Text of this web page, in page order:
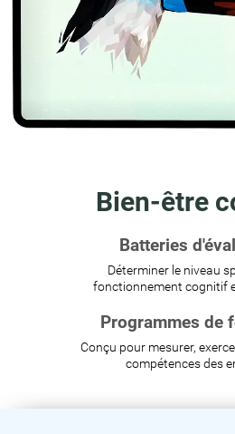
Bien-être
Batteries
Déterminer le niveau
fonctionnement cognitif
Programmes de
Conçu pour mesurer,
compétences des